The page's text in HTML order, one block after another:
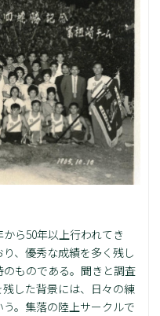
ら50年以上行われてき
、優秀な成績を多く残し
ものである。聞きと調査
した背景には、日々の練
。集落の陸上サークルで